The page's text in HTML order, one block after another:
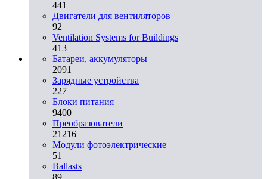
441
Двигатели для вентиляторов
92
Ventilation Systems for Buildings
413
Батареи, аккумуляторы
2091
Зарядные устройства
227
Блоки питания
9400
Преобразователи
21216
Модули фотоэлектрические
51
Ballasts
89